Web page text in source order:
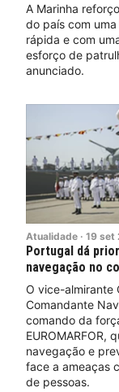
A Marinha
do país com
rápida e com
esforço de
anunciado.
Atualidade · 19 set
Portugal dá
navegação no
O vice-almirante
Comandante
comando da
EUROMARFOR,
navegação e
face a ameaças
de pessoas.